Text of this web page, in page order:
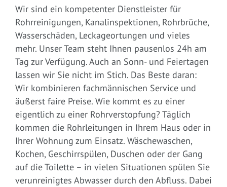
Wir sind ein kompetenter Dienstleister für
Rohrreinigungen, Kanalinspektionen, Rohrbrüche,
Wasserschäden, Leckageortungen und vieles
mehr. Unser Team steht Ihnen pausenlos 24h am
Tag zur Verfügung. Auch an Sonn- und Feiertagen
lassen wir Sie nicht im Stich. Das Beste daran:
Wir kombinieren fachmännischen Service und
äußerst faire Preise. Wie kommt es zu einer
eigentlich zu einer Rohrverstopfung? Täglich
kommen die Rohrleitungen in Ihrem Haus oder in
Ihrer Wohnung zum Einsatz. Wäschewaschen,
Kochen, Geschirrspülen, Duschen oder der Gang
auf die Toilette – in vielen Situationen spülen Sie
verunreinigtes Abwasser durch den Abfluss. Dabei